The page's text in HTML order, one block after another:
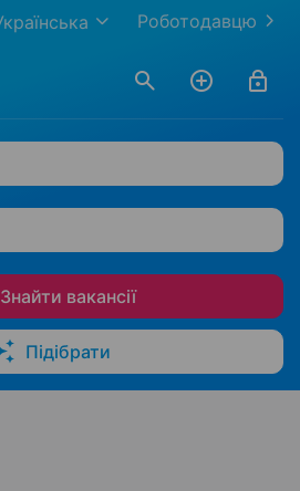
Роботодавцю
Знайти вакансії
Підібрати